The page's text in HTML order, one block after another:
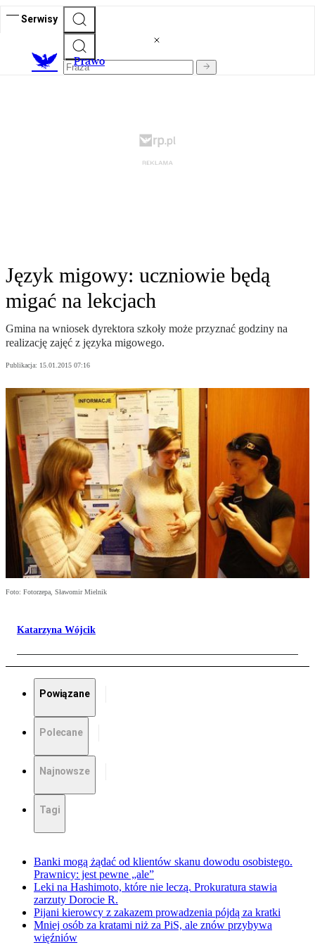
Serwisy
Prawo
Język migowy: uczniowie będą
migać na lekcjach
Gmina na wniosek dyrektora szkoły może przyznać godziny na
realizację zajęć z języka migowego.
Publikacja: 15.01.2015 07:16
Foto: Fotorzepa, Sławomir Mielnik
Katarzyna Wójcik
Powiązane
Polecane
Najnowsze
Tagi
Banki mogą żądać od klientów skanu dowodu osobistego.
Prawnicy: jest pewne „ale”
Leki na Hashimoto, które nie leczą. Prokuratura stawia
zarzuty Dorocie R.
Pijani kierowcy z zakazem prowadzenia pójdą za kratki
Mniej osób za kratami niż za PiS, ale znów przybywa
więźniów